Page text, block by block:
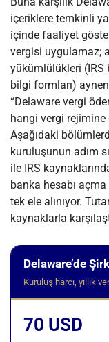
içeriklere temkinli
içinde faaliyet
vergisi uygulamaz;
yükümlülükleri (IRS
bilgi formları)
“Delaware vergi
hangi vergi rejimine
Aşağıdaki
kuruluşunun adım
ile IRS
banka hesabı
tek ele alınıyor.
kaynaklarla
Delaware’de
Kuruluş harcı, yıllık
70 USD